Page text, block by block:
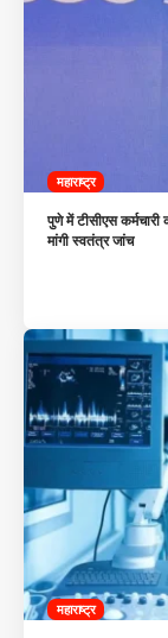
महाराष्ट्र
पुणे में टीसीएस
मांगी स्वतंत्र जांच
महाराष्ट्र